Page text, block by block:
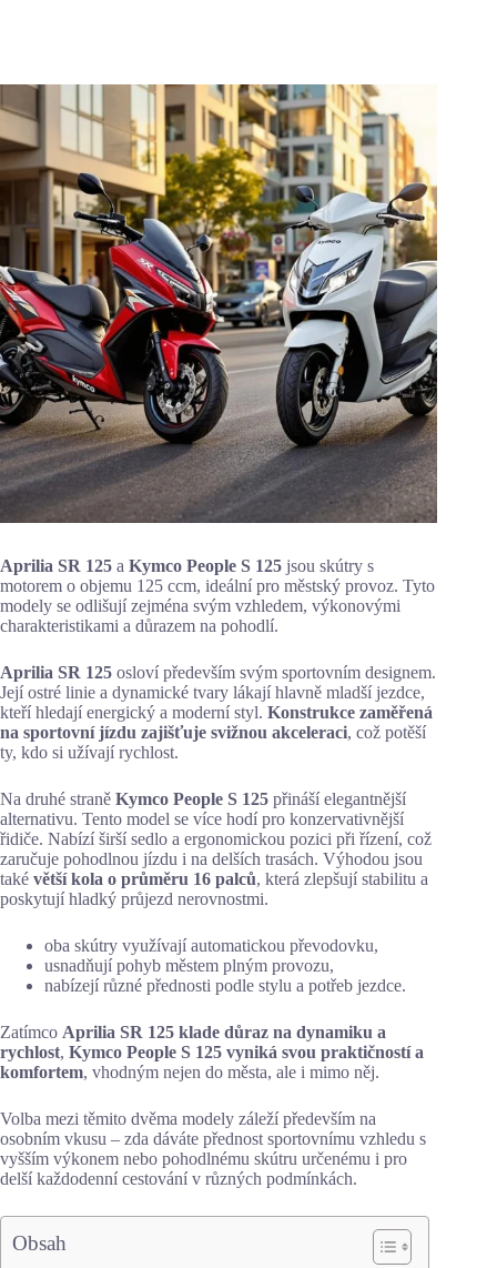
Aprilia SR 125 a Kymco People S 125 jsou skútry s
motorem o objemu 125 ccm, ideální pro městský provoz. Tyto
modely se odlišují zejména svým vzhledem, výkonovými
charakteristikami a důrazem na pohodlí.
Aprilia SR 125 osloví především svým sportovním designem.
Její ostré linie a dynamické tvary lákají hlavně mladší jezdce,
kteří hledají energický a moderní styl. Konstrukce zaměřená
na sportovní jízdu zajišťuje svižnou akceleraci, což potěší
ty, kdo si užívají rychlost.
Na druhé straně Kymco People S 125 přináší elegantnější
alternativu. Tento model se více hodí pro konzervativnější
řidiče. Nabízí širší sedlo a ergonomickou pozici při řízení, což
zaručuje pohodlnou jízdu i na delších trasách. Výhodou jsou
také větší kola o průměru 16 palců, která zlepšují stabilitu a
poskytují hladký průjezd nerovnostmi.
oba skútry využívají automatickou převodovku,
usnadňují pohyb městem plným provozu,
nabízejí různé přednosti podle stylu a potřeb jezdce.
Zatímco Aprilia SR 125 klade důraz na dynamiku a
rychlost, Kymco People S 125 vyniká svou praktičností a
komfortem, vhodným nejen do města, ale i mimo něj.
Volba mezi těmito dvěma modely záleží především na
osobním vkusu – zda dáváte přednost sportovnímu vzhledu s
vyšším výkonem nebo pohodlnému skútru určenému i pro
delší každodenní cestování v různých podmínkách.
Obsah